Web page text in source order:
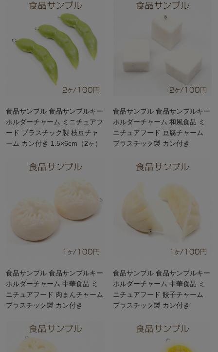
食品サンプル 食品サンプルキー
ホルダーチャーム ミニチュアフ
ード プラスチック製 枝豆チャ
ーム カン付き 1.5×6cm（2ヶ）
食品サンプル 食品サンプルキー
ホルダーチャーム 和風食品 ミ
ニチュアフード 豆腐チャーム
プラスチック製 カン付き
食品サンプル 食品サンプルキー
ホルダーチャーム 中華食品 ミ
ニチュアフード 肉まんチャーム
プラスチック製 カン付き
食品サンプル 食品サンプルキー
ホルダーチャーム 中華食品 ミ
ニチュアフード 餃子チャーム
プラスチック製 カン付き